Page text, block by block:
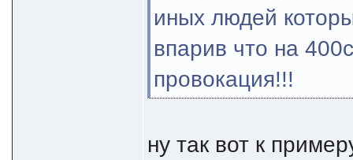
иных людей
впарив что на
провокация!!!
ну так вот к